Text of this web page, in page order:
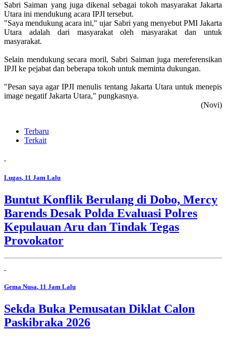
Sabri Saiman yang juga dikenal sebagai tokoh masyarakat Jakarta
Utara ini mendukung acara IPJI tersebut.
"Saya mendukung acara ini," ujar Sabri yang menyebut PMI Jakarta
Utara adalah dari masyarakat oleh masyarakat dan untuk
masyarakat.
Selain mendukung secara moril, Sabri Saiman juga mereferensikan
IPJI ke pejabat dan beberapa tokoh untuk meminta dukungan.
"Pesan saya agar IPJI menulis tentang Jakarta Utara untuk menepis
image negatif Jakarta Utara," pungkasnya.
(Novi)
Terbaru
Terkait
Lugas, 11 Jam Lalu
Buntut Konflik Berulang di Dobo, Mercy
Barends Desak Polda Evaluasi Polres
Kepulauan Aru dan Tindak Tegas
Provokator
Gema Nusa, 11 Jam Lalu
Sekda Buka Pemusatan Diklat Calon
Paskibraka 2026